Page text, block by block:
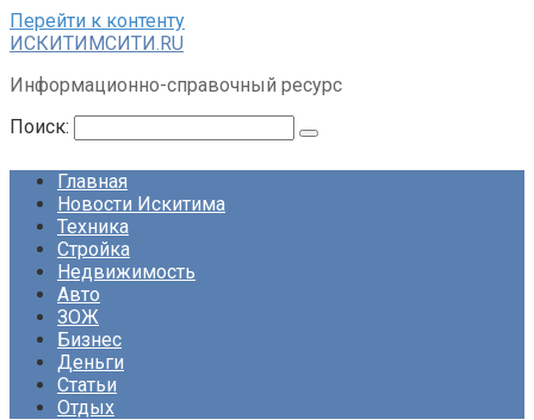
Перейти к контенту
ИСКИТИМСИТИ.RU
Информационно-справочный ресурс
Поиск:
Главная
Новости Искитима
Техника
Стройка
Недвижимость
Авто
ЗОЖ
Бизнес
Деньги
Статьи
Отдых